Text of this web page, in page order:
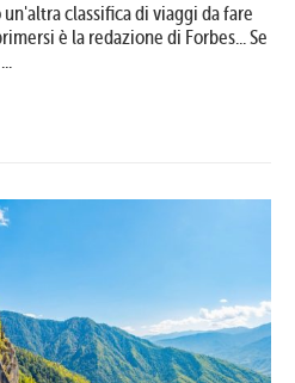
classifica di viaggi da fare
è la redazione di Forbes... Se